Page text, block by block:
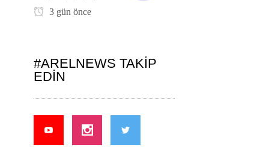
3 gün önce
#ARELNEWS TAKIP
EDIN